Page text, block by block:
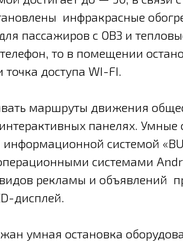
инфракрасные
пассажиров с ОВЗ и
то в помещении
доступа WI-FI.
маршруты движения
панелях. Умные
системой
системами
рекламы и объявлений
дисплей.
умная остановка